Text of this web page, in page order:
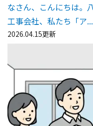
なさん、こんにちは。
工事会社、私たち「ア...
2026.04.15更新